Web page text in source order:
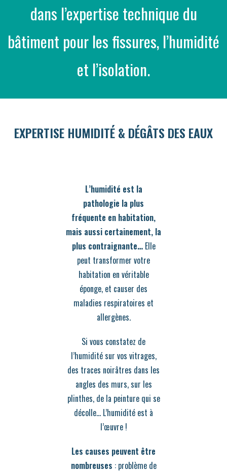
dans l’expertise technique du
bâtiment pour les fissures, l’humidité
et l’isolation.
EXPERTISE HUMIDITÉ & DÉGÂTS DES EAUX
L’humidité est la
pathologie la plus
fréquente en habitation,
mais aussi certainement, la
plus contraignante…Elle
peut transformer votre
habitation en véritable
éponge, et causer des
maladies respiratoires et
allergènes.
Si vous constatez de
l’humidité sur vos vitrages,
des traces noirâtres dans les
angles des murs, sur les
plinthes, de la peinture qui se
décolle… L’humidité est à
l’œuvre !
Les causes peuvent être
nombreuses : problème de